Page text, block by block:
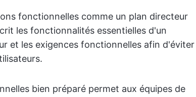
fonctionnelles comme un plan directeur
les fonctionnalités essentielles d'un
et les exigences fonctionnelles afin d'éviter
bien préparé permet aux équipes de